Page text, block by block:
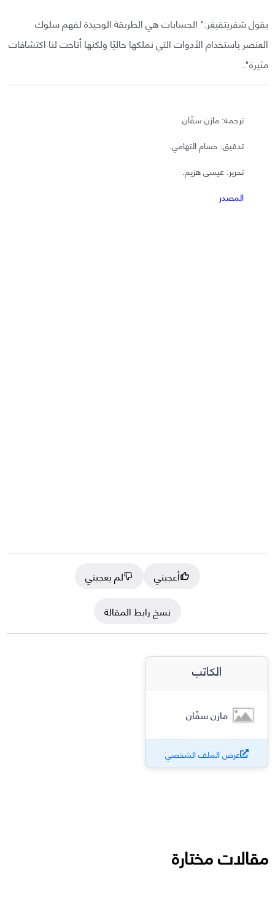
يقول شفريتفيغر:" الحسابات هي الطريقة الوحيدة لفهم سلوك
العنصر باستخدام الأدوات التي نملكها حاليًا ولكنها أتاحت لنا اكتشافات
مثيرة".
ترجمة: مازن سفّان.
تدقيق: حسام التهامي.
تحرير: عيسى هزيم.
المصدر
أعجبني
لم يعجبني
نسخ رابط المقالة
الكاتب
مازن سفّان
عرض الملف الشخصي
مقالات مختارة